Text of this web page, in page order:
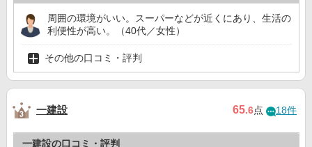
周囲の環境がいい。スーパーなどが近くにあり、生活の
利便性が高い。（40代／女性）
その他の口コミ・評判
一建設 65.6点 18件
一建設の口コミ・評判